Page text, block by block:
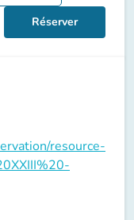
Réserver
resource-